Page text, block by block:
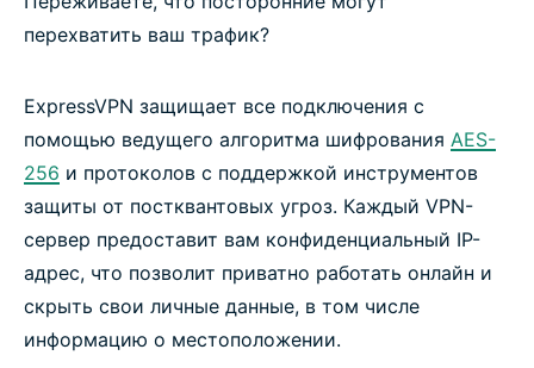
перехватить ваш трафик?
ExpressVPN защищает все подключения с
помощью ведущего алгоритма шифрования AES-
256 и протоколов с поддержкой инструментов
защиты от постквантовых угроз. Каждый VPN-
сервер предоставит вам конфиденциальный IP-
адрес, что позволит приватно работать онлайн и
скрыть свои личные данные, в том числе
информацию о местоположении.